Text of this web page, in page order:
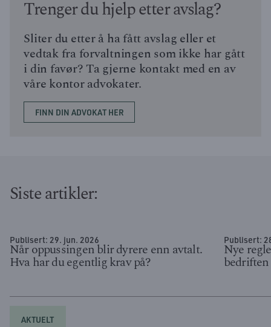
Trenger du hjelp etter avslag?
Sliter du etter å ha fått avslag eller et
vedtak fra forvaltningen som ikke har gått
i din favør? Ta gjerne kontakt med en av
våre kontor advokater.
FINN DIN ADVOKAT HER
Siste artikler:
Publisert: 29. jun. 2026
Når oppussingen blir dyrere enn avtalt.
Hva har du egentlig krav på?
Publisert:
Nye
AKTUELT